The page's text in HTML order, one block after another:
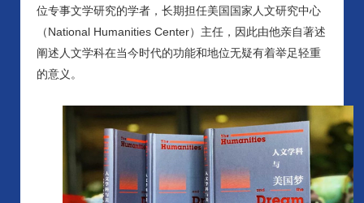
位专事文学研究的学者，长期担任美国国家人文研究中心
（National Humanities Center）主任，因此由他亲自著述
阐述人文学科在当今时代的功能和地位无疑有着举足轻重
的意义。